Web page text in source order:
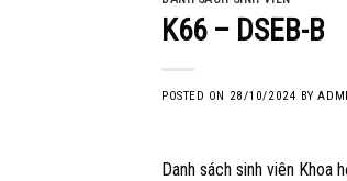
K66 – DSEB-B
POSTED ON 28/10/2024 BY
Danh sách sinh viên Khoa